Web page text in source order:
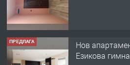
ПРЕДЛАГА
Нов
Езикова